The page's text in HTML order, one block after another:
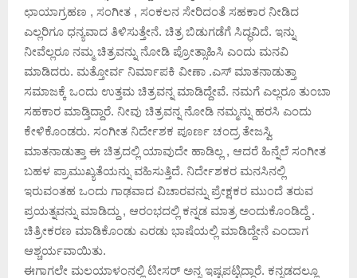
ಛಾಯಾಗ್ರಹಣ , ಸಂಗೀತ , ಸಂಕಲನ ಸೇರಿದಂತೆ ಸಹಕಾರ ನೀಡಿದ
ಎಲ್ಲರಿಗೂ ಧನ್ಯವಾದ ತಿಳಿಸುತ್ತೇನೆ. ಚಿತ್ರ ಬಿಡುಗಡೆಗೆ ಸಿದ್ಧವಿದೆ. ಇನ್ನು
ನೀವೆಲ್ಲರೂ ನಮ್ಮ ಚಿತ್ರವನ್ನು ನೋಡಿ ಪ್ರೋತ್ಸಾಹಿಸಿ ಎಂದು ಮನವಿ
ಮಾಡಿದರು. ಮತ್ತೋರ್ವ ನಿರ್ಮಾಪಕಿ ವೀಣಾ .ಎಸ್ ಮಾತನಾಡುತ್ತಾ
ಸಮಾಜಕ್ಕೆ ಒಂದು ಉತ್ತಮ ಚಿತ್ರವನ್ನ ಮಾಡಿದ್ದೇವೆ. ನಮಗೆ ಎಲ್ಲರೂ ತುಂಬಾ
ಸಹಕಾರ ಮಾಡ್ತಿದ್ದಾರೆ. ನೀವು ಚಿತ್ರವನ್ನ ನೋಡಿ ನಮ್ಮನ್ನು ಹರಸಿ ಎಂದು
ಕೇಳಿಕೊಂಡರು. ಸಂಗೀತ ನಿರ್ದೇಶಕ ಪೂರ್ಣ ಚಂದ್ರ ತೇಜಸ್ವಿ
ಮಾತನಾಡುತ್ತಾ ಈ ಚಿತ್ರದಲ್ಲಿ ಯಾವುದೇ ಹಾಡಿಲ್ಲ , ಆದರೆ ಹಿನ್ನೆಲೆ ಸಂಗೀತ
ಬಹಳ ಪ್ರಾಮುಖ್ಯತೆಯನ್ನು ವಹಿಸುತ್ತಿದೆ. ನಿರ್ದೇಶಕರ ಮನಸಿನಲ್ಲಿ
ಇರುವಂತಹ ಒಂದು ಗಾಢವಾದ ವಿಚಾರವನ್ನು ಪ್ರೇಕ್ಷಕರ ಮುಂದೆ ತರುವ
ಪ್ರಯತ್ನವನ್ನು ಮಾಡಿದ್ದು , ಆರಂಭದಲ್ಲಿ ಕನ್ನಡ ಮಾತ್ರ ಅಂದುಕೊಂಡಿದ್ದೆ .
ಚಿತ್ರೀಕರಣ ಮಾಡಿಕೊಂಡು ಎರಡು ಭಾಷೆಯಲ್ಲಿ ಮಾಡಿದ್ದೇನೆ ಎಂದಾಗ
ಆಶ್ಚರ್ಯವಾಯಿತು.
ಈಗಾಗಲೇ ಮಲಯಾಳಂನಲ್ಲಿ ಟೀಸರ್ ಅನ್ನ ಇಷ್ಟಪಟ್ಟಿದ್ದಾರೆ. ಕನ್ನಡದಲ್ಲೂ